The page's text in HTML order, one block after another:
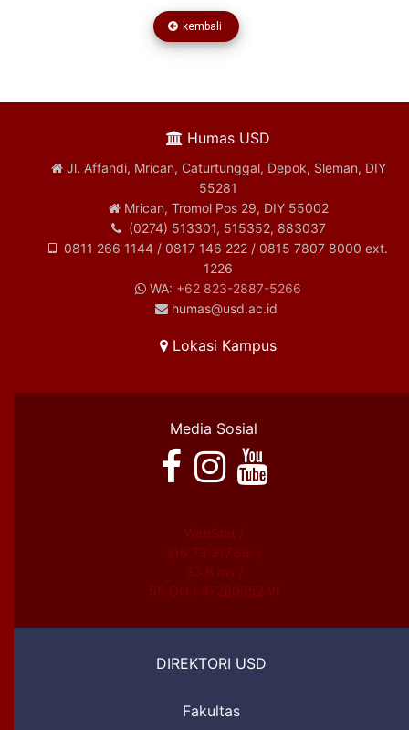
kembali
Humas USD
Jl. Affandi, Mrican, Caturtunggal, Depok, Sleman, DIY
55281
Mrican, Tromol Pos 29, DIY 55002
(0274) 513301, 515352, 883037
0811 266 1144 / 0817 146 222 / 0815 7807 8000 ext.
1226
WA: +62 823-2887-5266
humas@usd.ac.id
Lokasi Kampus
Media Sosial
WebStat /
216.73.217.89: /
33.6 ms /
55 ON / 47260952 VI
DIREKTORI USD
Fakultas